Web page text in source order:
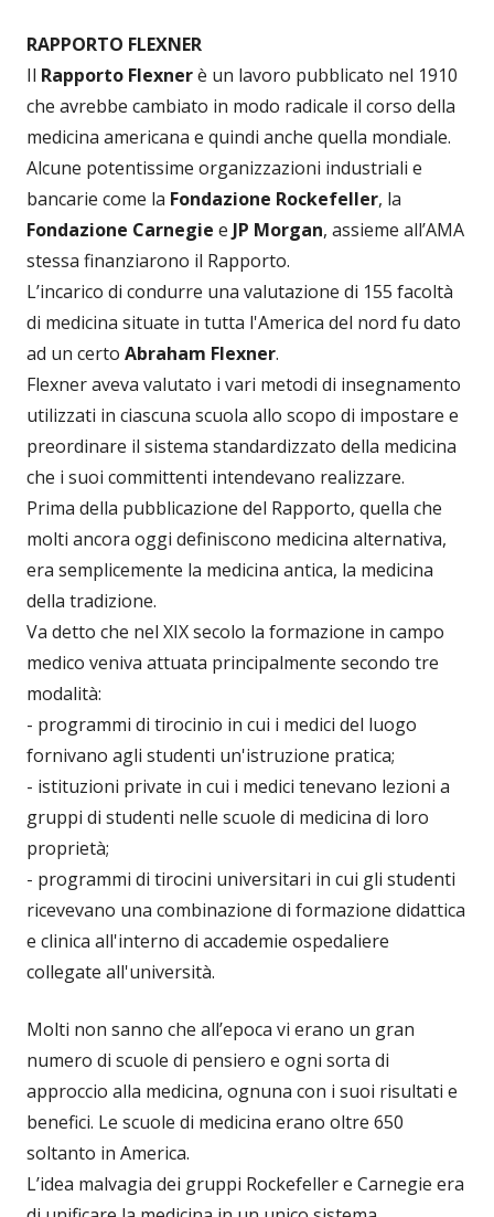
RAPPORTO FLEXNER
Il Rapporto Flexnerè un lavoro pubblicato nel 1910
che avrebbe cambiato in modo radicale il corso della
medicina americana e quindi anche quella mondiale.
Alcune potentissime organizzazioni industriali e
bancarie come la Fondazione Rockefeller, la
Fondazione Carnegie e JP Morgan, assieme all’AMA
stessa finanziarono il Rapporto.
L’incarico di condurre una valutazione di 155 facoltà
di medicina situate in tutta l'America del nord fu dato
ad un certo Abraham Flexner.
Flexner aveva valutato i vari metodi di insegnamento
utilizzati in ciascuna scuola allo scopo di impostare e
preordinare il sistema standardizzato della medicina
che i suoi committenti intendevano realizzare.
Prima della pubblicazione del Rapporto, quella che
molti ancora oggi definiscono medicina alternativa,
era semplicemente la medicina antica, la medicina
della tradizione.
Va detto che nel XIX secolo la formazione in campo
medico veniva attuata principalmente secondo tre
modalità:
- programmi di tirocinio in cui i medici del luogo
fornivano agli studenti un'istruzione pratica;
- istituzioni private in cui i medici tenevano lezioni a
gruppi di studenti nelle scuole di medicina di loro
proprietà;
- programmi di tirocini universitari in cui gli studenti
ricevevano una combinazione di formazione didattica
e clinica all'interno di accademie ospedaliere
collegate all'università.
Molti non sanno che all’epoca vi erano un gran
numero di scuole di pensiero e ogni sorta di
approccio alla medicina, ognuna con i suoi risultati e
benefici. Le scuole di medicina erano oltre 650
soltanto in America.
L’idea malvagia dei gruppi Rockefeller e Carnegie era